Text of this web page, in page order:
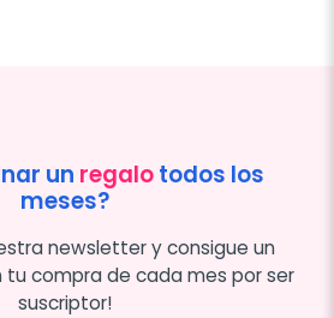
un regalotodos los
meses?
newsletter y consigue un
tu compra de cada mes por ser
suscriptor!